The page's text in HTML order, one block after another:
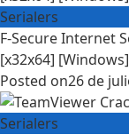
Serialers
F-Secure Internet
[x32x64]
Posted on26 de
Serialers